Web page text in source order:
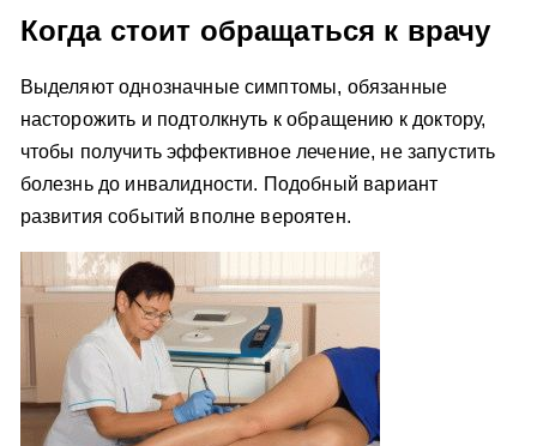
Когда стоит обращаться к врачу
Выделяют однозначные симптомы, обязанные
насторожить и подтолкнуть к обращению к доктору,
чтобы получить эффективное лечение, не запустить
болезнь до инвалидности. Подобный вариант
развития событий вполне вероятен.